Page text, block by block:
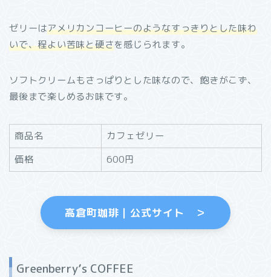
ゼリーはアメリカンコーヒーのようなすっきりとした味わ
いで、程よい苦味と硬さを感じられます。
ソフトクリームもさっぱりとした味なので、飽きがこず、
最後まで楽しめるお味です。
商品名
カフェゼリー
価格
600円
高倉町珈琲｜公式サイト ＞
Greenberry’s COFFEE